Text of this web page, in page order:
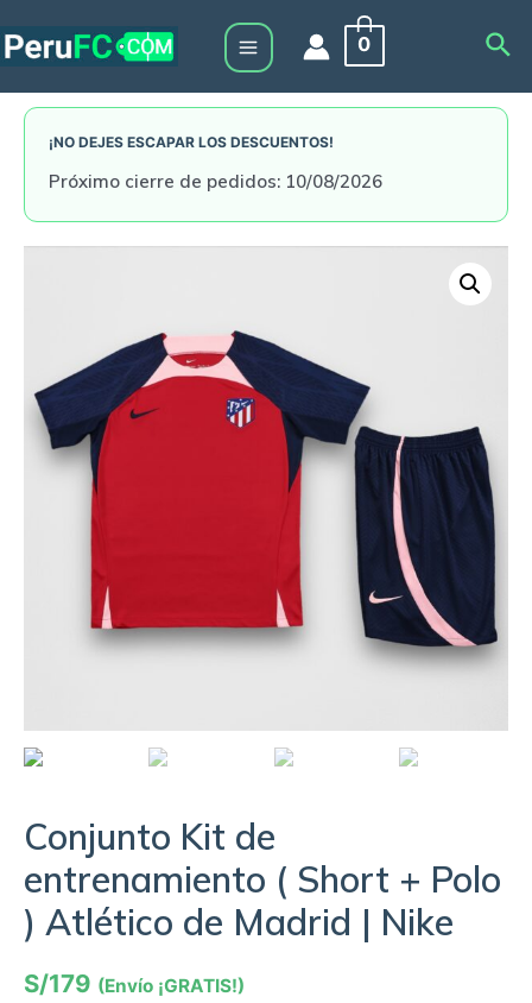
to
Main
Menu
0
¡NO DEJES ESCAPAR LOS DESCUENTOS!
Próximo cierre de pedidos: 10/08/2026
Conjunto Kit de
entrenamiento ( Short + Polo
) Atlético de Madrid | Nike
S/179 (Envío ¡GRATIS!)